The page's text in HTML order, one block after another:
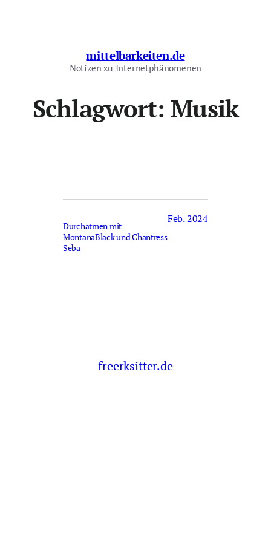
mittelbarkeiten.de
Notizen zu Internetphänomenen
Schlagwort:Musik
Durchatmen mit
MontanaBlack und Chantress
Seba
Feb. 2024
freerksitter.de